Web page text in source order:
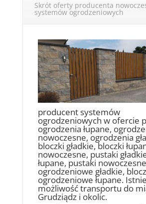
Skrót oferty producenta
systemów ogrodzeniowych
producent systemów
ogrodzeniowych w ofercie
ogrodzenia łupane,
nowoczesne, ogrodzenia
bloczki gładkie, bloczki
nowoczesne, pustaki
łupane, pustaki
ogrodzeniowe gładkie,
ogrodzeniowe łupane.
możliwość transportu do
Grudziądz i okolic.